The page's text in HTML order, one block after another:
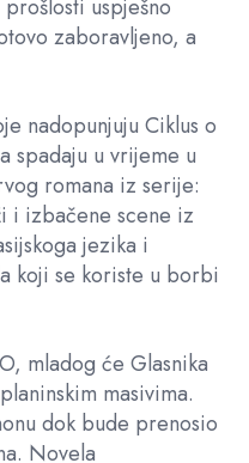
uspješno
zaboravljeno, a
nadopunjuju Ciklus o
spadaju u vrijeme u
romana iz serije:
i izbačene scene iz
jezika i
koji se koriste u borbi
mladog će Glasnika
masivima.
dok bude prenosio
Novela